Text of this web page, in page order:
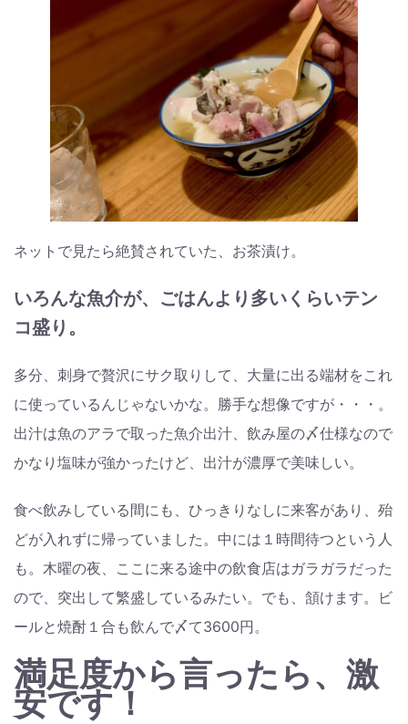
ネットで見たら絶賛されていた、お茶漬け。
いろんな魚介が、ごはんより多いくらいテン
コ盛り。
多分、刺身で贅沢にサク取りして、大量に出る端材をこれ
に使っているんじゃないかな。勝手な想像ですが・・・。
出汁は魚のアラで取った魚介出汁、飲み屋の〆仕様なので
かなり塩味が強かったけど、出汁が濃厚で美味しい。
食べ飲みしている間にも、ひっきりなしに来客があり、殆
どが入れずに帰っていました。中には１時間待つという人
も。木曜の夜、ここに来る途中の飲食店はガラガラだった
ので、突出して繁盛しているみたい。でも、頷けます。ビ
ールと焼酎１合も飲んで〆て3600円。
満足度から言ったら、激
安です！